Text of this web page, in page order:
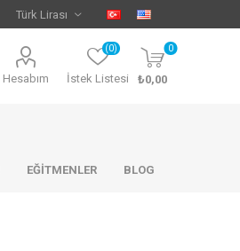
Hesabım İstek Listesi
(0) 0
₺0,00
EĞİTMENLER BLOG